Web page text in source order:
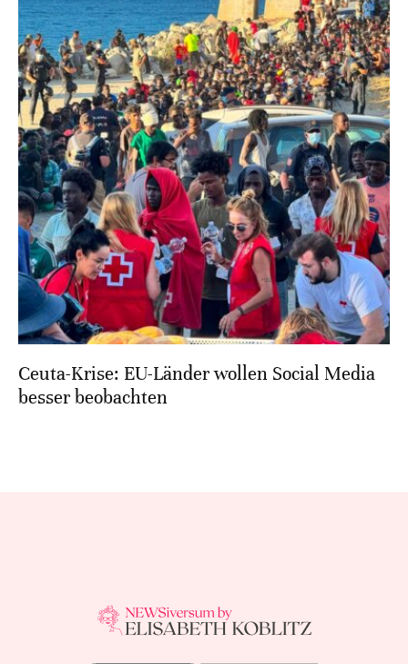
Ceuta-Krise: EU-Länder wollen Social Media
besser beobachten